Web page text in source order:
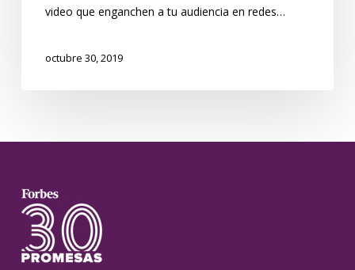
video que enganchen a tu audiencia en redes…
octubre 30, 2019